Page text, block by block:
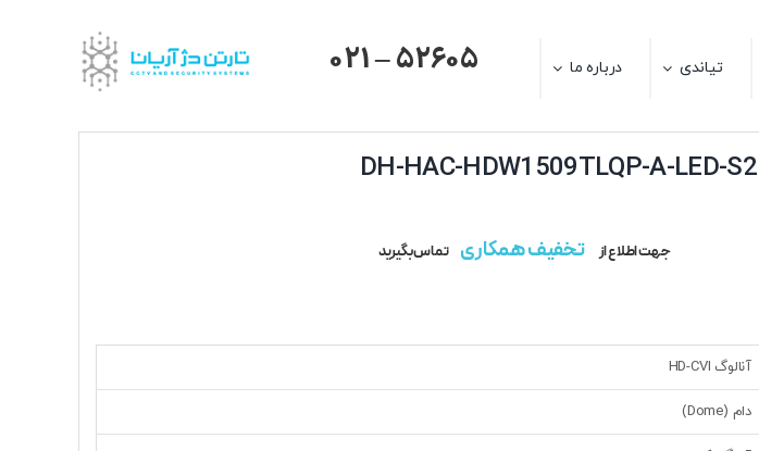
تیاندی درباره ما 021 – 52605
جهت اطلاع از تخفیف همکاری تماس بگیرید
آنالوگ HD-CVI
دام (Dome)